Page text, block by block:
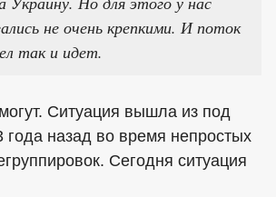
не очень крепкими. И поток
так и идет.
Ситуация вышла из под
года назад во время непростых
Сегодня ситуация